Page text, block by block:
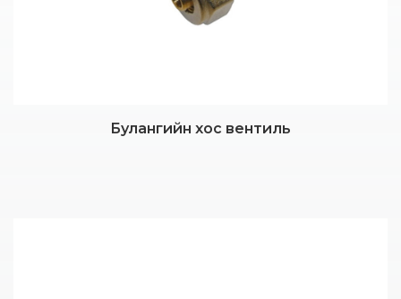
Дэлгэрэнгүй
Булангийн хос вентиль